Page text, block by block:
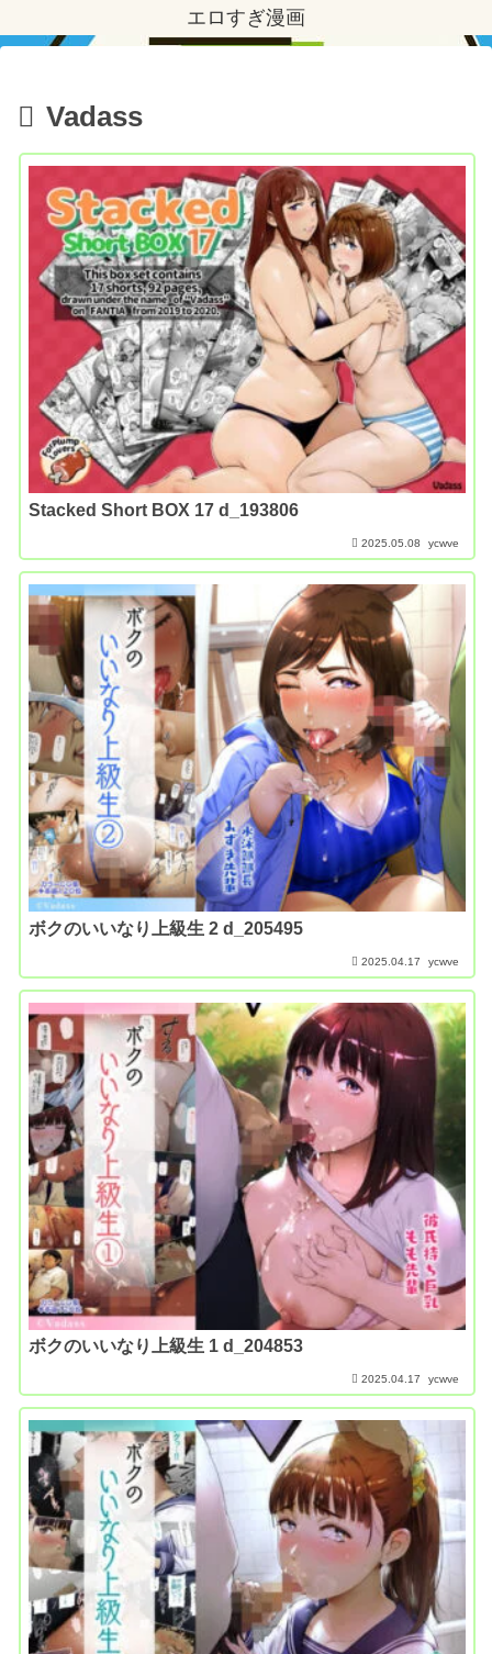
エロすぎ漫画
Vadass
Stacked Short BOX 17 d_193806
2025.05.08 ycwve
ボクのいいなり上級生 2 d_205495
2025.04.17 ycwve
ボクのいいなり上級生 1 d_204853
2025.04.17 ycwve